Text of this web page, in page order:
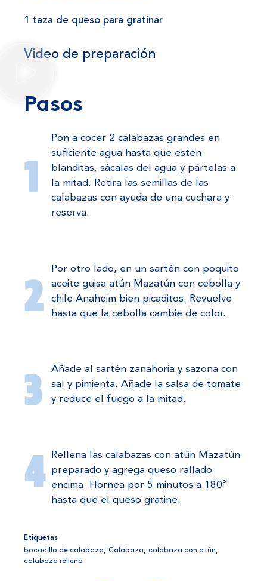
1 taza de queso para gratinar
Video de preparación
Pasos
Pon a cocer 2 calabazas grandes en
suficiente agua hasta que estén
blanditas, sácalas del agua y pártelas a
la mitad. Retira las semillas de las
calabazas con ayuda de una cuchara y
reserva.
Por otro lado, en un sartén con poquito
aceite guisa atún Mazatún con cebolla y
chile Anaheim bien picaditos. Revuelve
hasta que la cebolla cambie de color.
Añade al sartén zanahoria y sazona con
sal y pimienta. Añade la salsa de tomate
y reduce el fuego a la mitad.
Rellena las calabazas con atún Mazatún
preparado y agrega queso rallado
encima. Hornea por 5 minutos a 180º
hasta que el queso gratine.
Etiquetas
bocadillo de calabaza,Calabaza, calabaza con atún,
calabaza rellena